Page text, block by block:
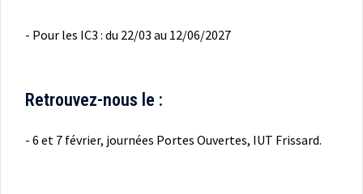
- Pour les IC3 : du 22/03 au 12/06/2027
Retrouvez-nous le :
- 6 et 7 février, journées Portes Ouvertes, IUT Frissard.